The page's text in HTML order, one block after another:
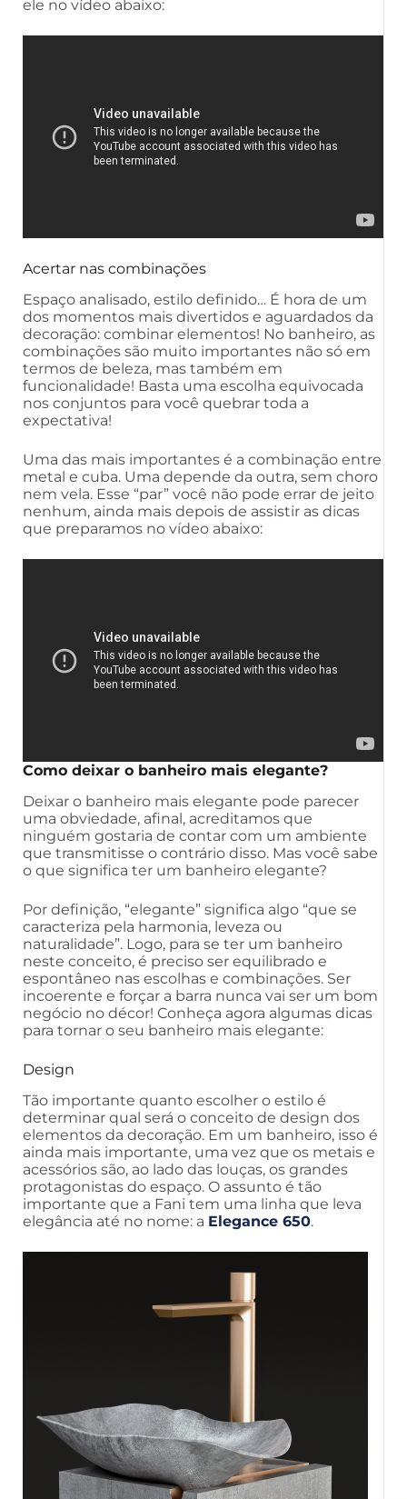
ele no vídeo abaixo:
Acertar nas combinações
Espaço analisado, estilo definido… É hora de um
dos momentos mais divertidos e aguardados da
decoração: combinar elementos! No banheiro, as
combinações são muito importantes não só em
termos de beleza, mas também em
funcionalidade! Basta uma escolha equivocada
nos conjuntos para você quebrar toda a
expectativa!
Uma das mais importantes é a combinação entre
metal e cuba. Uma depende da outra, sem choro
nem vela. Esse “par” você não pode errar de jeito
nenhum, ainda mais depois de assistir as dicas
que preparamos no vídeo abaixo:
Como deixar o banheiro mais elegante?
Deixar o banheiro mais elegante pode parecer
uma obviedade, afinal, acreditamos que
ninguém gostaria de contar com um ambiente
que transmitisse o contrário disso. Mas você sabe
o que significa ter um banheiro elegante?
Por definição, “elegante” significa algo “que se
caracteriza pela harmonia, leveza ou
naturalidade”. Logo, para se ter um banheiro
neste conceito, é preciso ser equilibrado e
espontâneo nas escolhas e combinações. Ser
incoerente e forçar a barra nunca vai ser um bom
negócio no décor! Conheça agora algumas dicas
para tornar o seu banheiro mais elegante:
Design
Tão importante quanto escolher o estilo é
determinar qual será o conceito de design dos
elementos da decoração. Em um banheiro, isso é
ainda mais importante, uma vez que os metais e
acessórios são, ao lado das louças, os grandes
protagonistas do espaço. O assunto é tão
importante que a Fani tem uma linha que leva
elegância até no nome: a Elegance 650.